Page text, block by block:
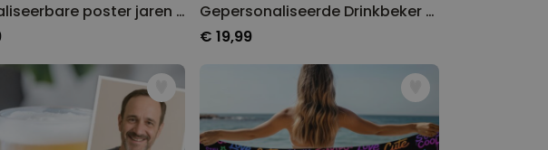
Personaliseerbare poster jaren 90 DJ met foto
Gepersonaliseerde Drinkbeker met Foto
€ 19,99